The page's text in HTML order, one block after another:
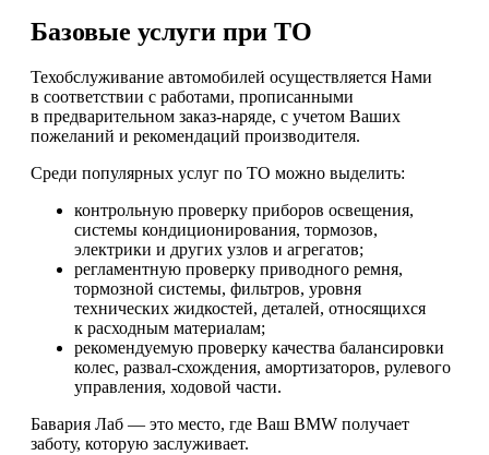
Базовые услуги при ТО
Техобслуживание автомобилей осуществляется Нами
в соответствии с работами, прописанными
в предварительном заказ-наряде, с учетом Ваших
пожеланий и рекомендаций производителя.
Среди популярных услуг по ТО можно выделить:
контрольную проверку приборов освещения,
системы кондиционирования, тормозов,
электрики и других узлов и агрегатов;
регламентную проверку приводного ремня,
тормозной системы, фильтров, уровня
технических жидкостей, деталей, относящихся
к расходным материалам;
рекомендуемую проверку качества балансировки
колес, развал-схождения, амортизаторов, рулевого
управления, ходовой части.
Бавария Лаб — это место, где Ваш BMW получает
заботу, которую заслуживает.